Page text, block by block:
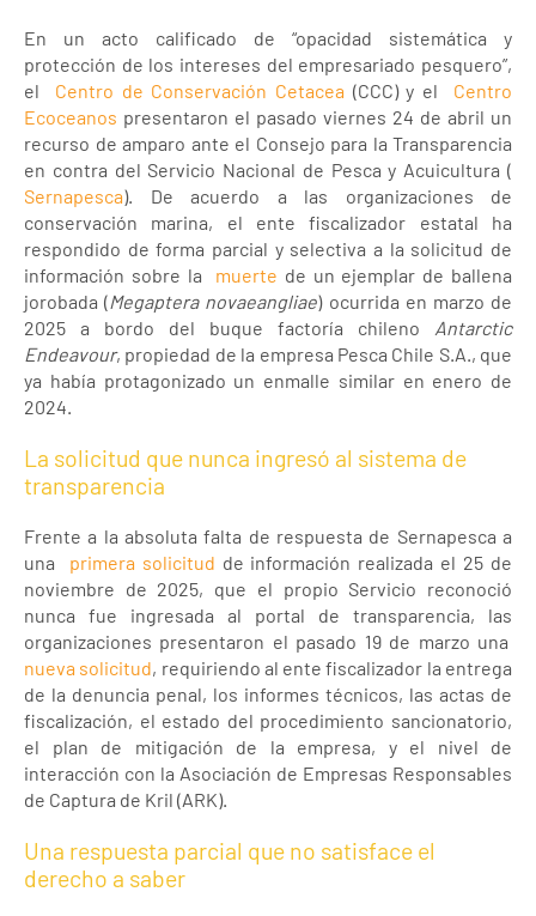
En un acto calificado de “opacidad sistemática y
protección de los intereses del empresariado pesquero”,
el Centro de Conservación Cetacea (CCC) y el Centro
Ecoceanos presentaron el pasado viernes 24 de abril un
recurso de amparo ante el Consejo para la Transparencia
en contra del Servicio Nacional de Pesca y Acuicultura (
Sernapesca). De acuerdo a las organizaciones de
conservación marina, el ente fiscalizador estatal ha
respondido de forma parcial y selectiva a la solicitud de
información sobre la muerte de un ejemplar de ballena
jorobada (Megaptera novaeangliae) ocurrida en marzo de
2025 a bordo del buque factoría chileno Antarctic
Endeavour, propiedad de la empresa Pesca Chile S.A., que
ya había protagonizado un enmalle similar en enero de
2024.
La solicitud que nunca ingresó al sistema de
transparencia
Frente a la absoluta falta de respuesta de Sernapesca a
una primera solicitud de información realizada el 25 de
noviembre de 2025, que el propio Servicio reconoció
nunca fue ingresada al portal de transparencia, las
organizaciones presentaron el pasado 19 de marzo una
nueva solicitud, requiriendo al ente fiscalizador la entrega
de la denuncia penal, los informes técnicos, las actas de
fiscalización, el estado del procedimiento sancionatorio,
el plan de mitigación de la empresa, y el nivel de
interacción con la Asociación de Empresas Responsables
de Captura de Kril (ARK).
Una respuesta parcial que no satisface el
derecho a saber